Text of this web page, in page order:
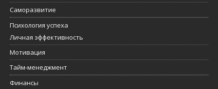
Саморазвитие
Психология успеха
Личная эффективность
Мотивация
Тайм-менеджмент
Финансы